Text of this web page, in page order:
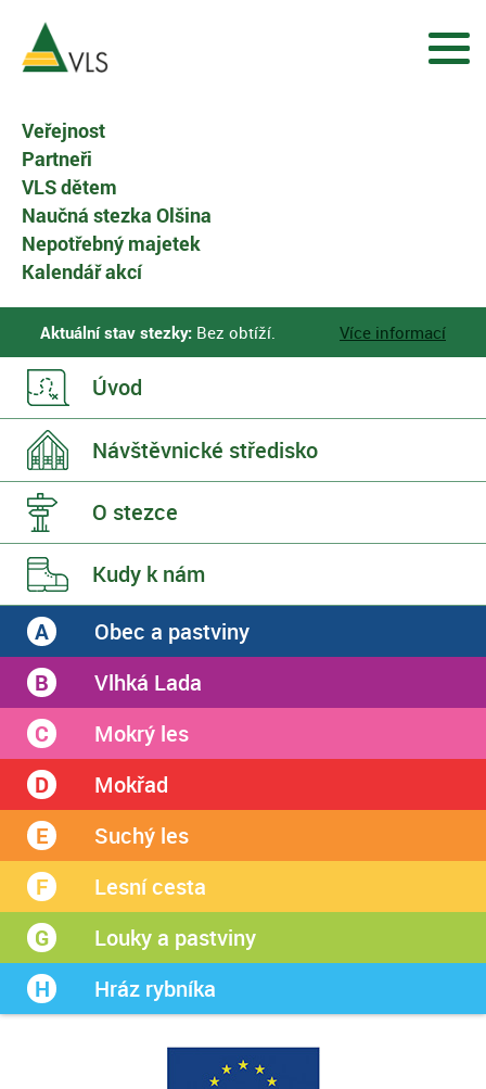
Veřejnost
Partneři
VLS dětem
Naučná stezka Olšina
Nepotřebný majetek
Kalendář akcí
Aktuální stav stezky: Bez obtíží. Více informací
Úvod
Návštěvnické středisko
O stezce
Kudy k nám
Obec a pastviny
A
Vlhká Lada
B
Mokrý les
C
Mokřad
D
Suchý les
E
Lesnícesta
F
Louky a pastviny
G
Hráz rybníka
H